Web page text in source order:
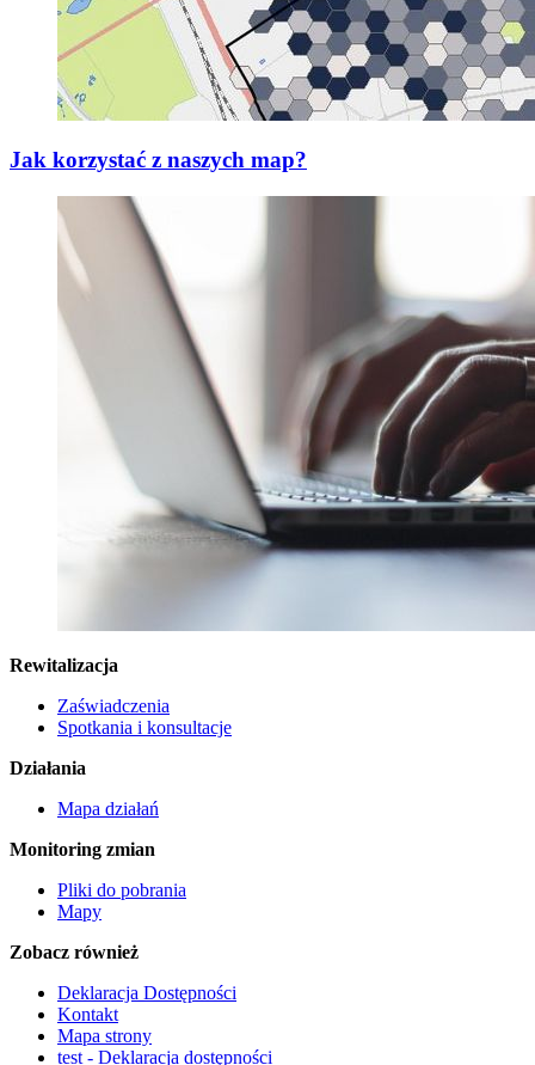
Jak korzystać z naszych map?
Rewitalizacja
Zaświadczenia
Spotkania i konsultacje
Działania
Mapa działań
Monitoring zmian
Pliki do pobrania
Mapy
Zobacz również
Deklaracja Dostępności
Kontakt
Mapa strony
test - Deklaracja dostępności